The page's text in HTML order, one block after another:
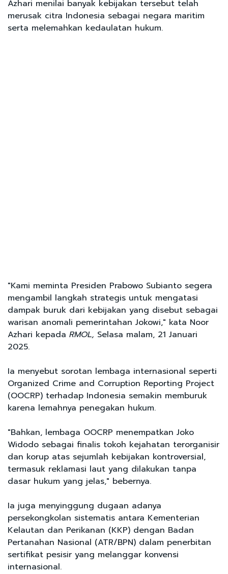
Azhari menilai banyak kebijakan tersebut telah
merusak citra Indonesia sebagai negara maritim
serta melemahkan kedaulatan hukum.
"Kami meminta Presiden Prabowo Subianto segera
mengambil langkah strategis untuk mengatasi
dampak buruk dari kebijakan yang disebut sebagai
warisan anomali pemerintahan Jokowi," kata Noor
Azhari kepada RMOL, Selasa malam, 21 Januari
2025.
Ia menyebut sorotan lembaga internasional seperti
Organized Crime and Corruption Reporting Project
(OOCRP) terhadap Indonesia semakin memburuk
karena lemahnya penegakan hukum.
"Bahkan, lembaga OOCRP menempatkan Joko
Widodo sebagai finalis tokoh kejahatan terorganisir
dan korup atas sejumlah kebijakan kontroversial,
termasuk reklamasi laut yang dilakukan tanpa
dasar hukum yang jelas," bebernya.
Ia juga menyinggung dugaan adanya
persekongkolan sistematis antara Kementerian
Kelautan dan Perikanan (KKP) dengan Badan
Pertanahan Nasional (ATR/BPN) dalam penerbitan
sertifikat pesisir yang melanggar konvensi
internasional.